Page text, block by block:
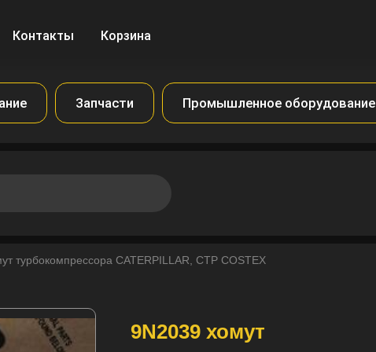
Контакты Корзина
Запчасти Промышленное оборудование
турбокомпрессора CATERPILLAR, CTP COSTEX
9N2039 хомут